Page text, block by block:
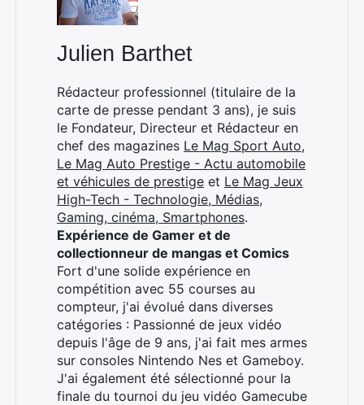
Julien Barthet
Rédacteur professionnel (titulaire de la
carte de presse pendant 3 ans), je suis
le Fondateur, Directeur et Rédacteur en
chef des magazines Le Mag Sport Auto,
Le Mag Auto Prestige - Actu automobile
et véhicules de prestige et Le Mag Jeux
High-Tech - Technologie, Médias,
Gaming, cinéma, Smartphones.
Expérience de Gamer et de
collectionneur de mangas et Comics
Fort d'une solide expérience en
compétition avec 55 courses au
compteur, j'ai évolué dans diverses
catégories : Passionné de jeux vidéo
depuis l'âge de 9 ans, j'ai fait mes armes
sur consoles Nintendo Nes et Gameboy.
J'ai également été sélectionné pour la
finale du tournoi du jeu vidéo Gamecube